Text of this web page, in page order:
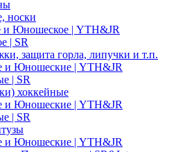
носки
и Юношеское | YTH&JR
| SR
защита горла, липучки и т.п.
и Юношеские | YTH&JR
| SR
хоккейные
и Юношеские | YTH&JR
| SR
и Юношеские | YTH&JR